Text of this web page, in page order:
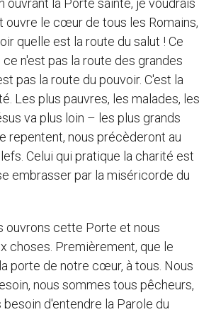
ouvrant la Porte sainte, je voudrais
ouvre le cœur de tous les Romains,
quelle est la route du salut ! Ce
ce n'est pas la route des grandes
pas la route du pouvoir. C'est la
Les plus pauvres, les malades, les
va plus loin – les plus grands
repentent, nous précèderont au
Celui qui pratique la charité est
embrasser par la miséricorde du
ouvrons cette Porte et nous
choses. Premièrement, que le
porte de notre cœur, à tous. Nous
nous sommes tous pêcheurs,
d'entendre la Parole du